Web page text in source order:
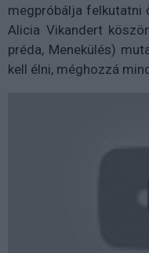
megpróbálja felkutatni
Alicia Vikandert
préda, Menekülés)
kell élni, méghozzá